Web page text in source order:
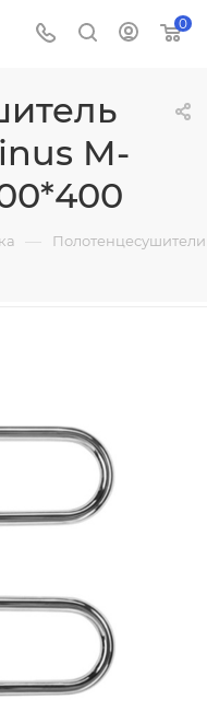
0
M-
— Полотенцесушители